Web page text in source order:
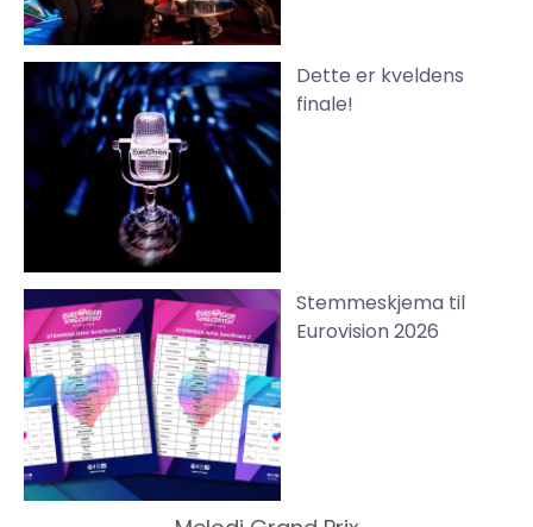
Dette er kveldens
finale!
Stemmeskjema til
Eurovision 2026